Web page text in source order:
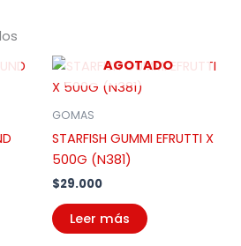
AGOTADO
GOMAS
STARFISH GUMMI EFRUTTI X
500G (N381)
$29.000
Leer más